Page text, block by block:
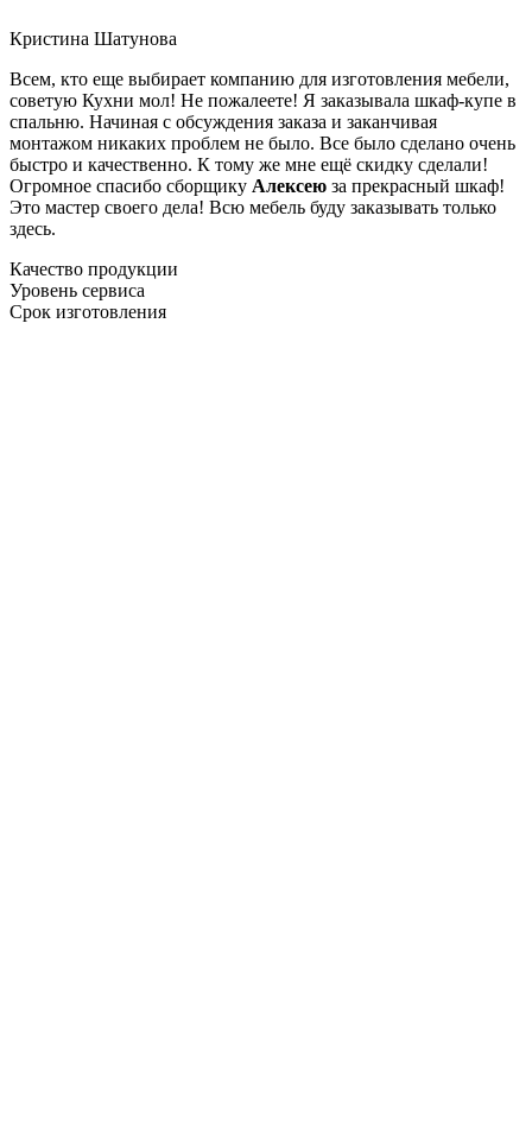
Кристина Шатунова
Всем, кто еще выбирает компанию для изготовления мебели,
советую Кухни мол! Не пожалеете! Я заказывала шкаф-купе в
спальню. Начиная с обсуждения заказа и заканчивая
монтажом никаких проблем не было. Все было сделано очень
быстро и качественно. К тому же мне ещё скидку сделали!
Огромное спасибо сборщику Алексею за прекрасный шкаф!
Это мастер своего дела! Всю мебель буду заказывать только
здесь.
Качество продукции
Уровень сервиса
Срок изготовления